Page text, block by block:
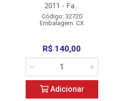
2011 - Fa...
Código: 32720
Embalagem: CX
R$ 140,00
Adicionar